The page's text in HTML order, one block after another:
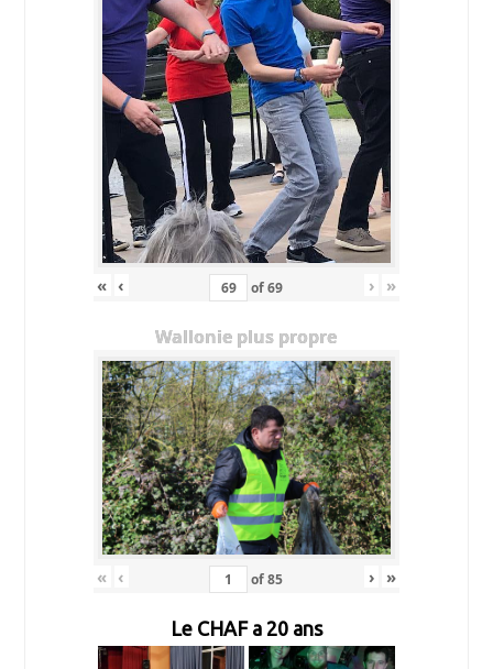
« ‹ of69 › »
Wallonie plus propre
« ‹ of85 › »
Le CHAF a 20 ans